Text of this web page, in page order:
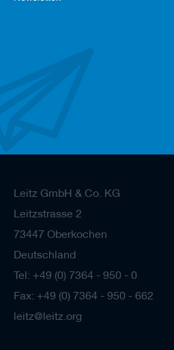
Leitz GmbH & Co. KG
Leitzstrasse 2
73447 Oberkochen
Deutschland
Tel: +49 (0) 7364 - 950 - 0
Fax: +49 (0) 7364 - 950 - 662
leitz@leitz.org